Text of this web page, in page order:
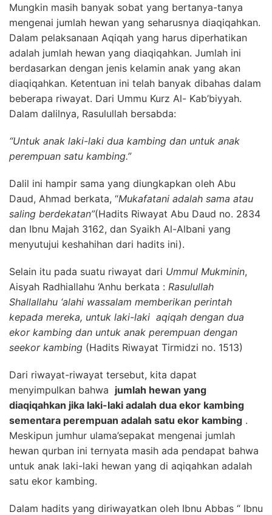
Mungkin masih banyak sobat yang bertanya-tanya
mengenai jumlah hewan yang seharusnya diaqiqahkan.
Dalam pelaksanaan Aqiqah yang harus diperhatikan
adalah jumlah hewan yang diaqiqahkan. Jumlah ini
berdasarkan dengan jenis kelamin anak yang akan
diaqiqahkan. Ketentuan ini telah banyak dibahas dalam
beberapa riwayat. Dari Ummu Kurz Al- Kab’biyyah.
Dalam dalilnya, Rasulullah bersabda:
“Untuk anak laki-laki dua kambing dan untuk anak
perempuan satu kambing.”
Dalil ini hampir sama yang diungkapkan oleh Abu
Daud, Ahmad berkata, “Mukafatani adalah sama atau
saling berdekatan”(Hadits Riwayat Abu Daud no. 2834
dan Ibnu Majah 3162, dan Syaikh Al-Albani yang
menyutujui keshahihan dari hadits ini).
Selain itu pada suatu riwayat dari Ummul Mukminin,
Aisyah Radhiallahu ‘Anhu berkata : Rasulullah
Shallallahu ‘alahi wassalam memberikan perintah
kepada mereka, untuk laki-laki aqiqah dengan dua
ekor kambing dan untuk anak perempuan dengan
seekor kambing (Hadits Riwayat Tirmidzi no. 1513)
Dari riwayat-riwayat tersebut, kita dapat
menyimpulkan bahwa jumlah hewan yang
diaqiqahkan jika laki-laki adalah dua ekor kambing
sementara perempuan adalah satu ekor kambing .
Meskipun jumhur ulama’sepakat mengenai jumlah
hewan qurban ini ternyata masih ada pendapat bahwa
untuk anak laki-laki hewan yang di aqiqahkan adalah
satu ekor kambing.
Dalam hadits yang diriwayatkan oleh Ibnu Abbas “ Ibnu